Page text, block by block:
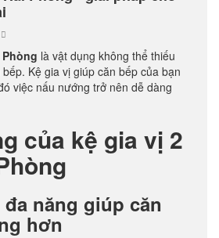
là vật dụng không thể thiếu
Kệ gia vị giúp căn bếp của bạn
việc nấu nướng trở nên dễ dàng
của kệ gia vị 2
năng giúp căn
hơn